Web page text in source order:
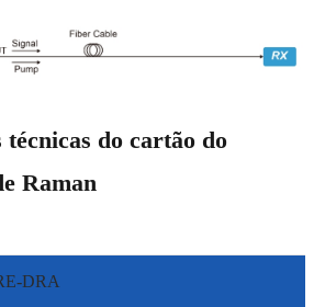
técnicas do cartão do
Raman
DRA